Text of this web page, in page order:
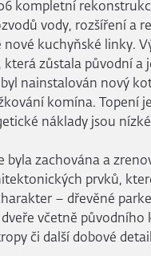
kompletní
vody, rozšíření a
nové kuchyňské linky.
která zůstala původní a
nainstalován nový
komína. Topení
náklady jsou
byla zachována a
prvků,
– dřevěné
včetně původního
či další dobové